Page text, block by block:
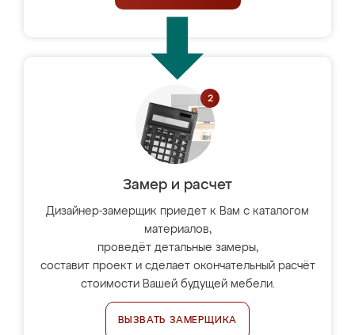
Замер и расчет
Дизайнер-замерщик приедет к Вам с каталогом
материалов,
проведёт детальные замеры,
составит проект и сделает окончательный расчёт
стоимости Вашей будущей мебели.
ВЫЗВАТЬ ЗАМЕРЩИКА